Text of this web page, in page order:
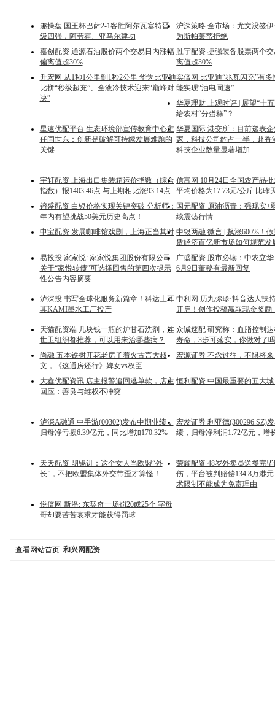
趣操盘 国王杯巴萨2-1客胜阿尔瓦塞特晋
级四强，阿劳霍、亚马尔建功
沪深策略 全市场：尤文没签
为斯帕莱蒂拒绝
嘉创配资 通源石油股价两个交易日内涨幅
偏离值超30%
胜宇配资 捷强装备股票两个
离值超30%
升宏网 从1秒1公里到1秒2公里 华为比亚迪
比拼“秒级超充”、全液冷技术迎来“巅峰对
决”
实倍网 比亚迪“兆瓦闪充”有
能实现“油电同速”
华夏理财 上观时评 | 展望“十
给农村“分蛋糕”？
星速优配平台 生态环境部宣传教育中心主
任闫世东：创新是破解可持续发展难题的
关键
华夏国际 港交所：目前递表企
家，科技公司约占一半，赴香
科技企业数量显著增加
宇轩配资 上海出口集装箱运价指数（综合
指数）报1403.46点 与上期相比涨93.14点
信富网 10月24日全国农产品
平均价格为17.73元/公斤 比昨
镕盛配资 白银价格实现关键突破 分析师：
年内有望挑战50美元历史高点！
国元配资 原油沥青：强现实+
续震荡行情
申宝配资 发展咖啡馆戏剧，上海正当其时 中银两融 微言 | 飙涨600%！
赁经济百亿新市场如何规范发
易投投 家家悦: 家家悦集团股份有限公司
关于“家悦转债”可选择回售的第四次提示
性公告内容摘要
广盛配资 股市必读：中农立华
6月9日董秘有最新回复
泸深投 书写全球化服务新篇章！科达土耳
其KAMI墨水工厂投产
中利网 历九弥珍·抖音达人扶
开启！创作投稿赢取现金奖励
天猫配资端 几块钱一瓶的炉甘石洗剂，连
世卫组织都推荐，可以用来治哪些病？
众诚速配 研究称：血脂控制
寿命，3步可落实，你做对了
尚融 五本铁树开花老房子着火古言大叔
文，《这通房还行》婢女vs权臣
宏源证券 不念过往，不惧将
大鑫优配资讯 店主报警追回逃单款，店主
回应：善良与维权不冲突
恒利配资 中国最重要的五大
泸深A融通 中手游(00302)发布中期业绩，
归母净亏损6.39亿元，同比增加170.32%
宏发证券 利亚德(300296.SZ)
绩，归母净利润1.72亿元，增
天天配资 胡锡进：这个女人当欧盟“外
长”，不把欧盟集体外交带歪才算怪！
荣耀配资 48岁外卖员送餐完
伤，平台被判赔偿134.8万港
术限制不能成为免责理由
悦倍网 斯潘: 东契奇一场罚20或25个 字母
哥却要苦苦哀求才能获得罚球
查看网站首页: 和兴网配资